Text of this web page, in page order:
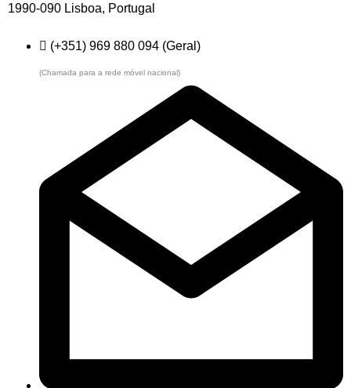
1990-090 Lisboa, Portugal
(+351) 969 880 094 (Geral)
(Chamada para a rede móvel nacional)